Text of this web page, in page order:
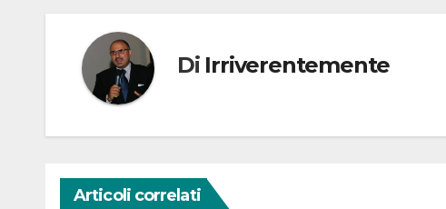
Di Irriverentemente
Articoli correlati